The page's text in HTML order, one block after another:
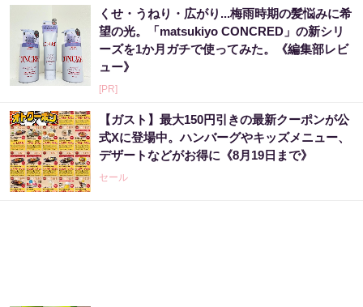
くせ・うねり・広がり...梅雨時期の髪悩みに希
望の光。「matsukiyo CONCRED」の新シリ
ーズを1か月ガチで使ってみた。《編集部レビ
ュー》
[PR]
【ガスト】最大150円引きの最新クーポンが公
式Xに登場中。ハンバーグやキッズメニュー、
デザートなどがお得に《8月19日まで》
セール